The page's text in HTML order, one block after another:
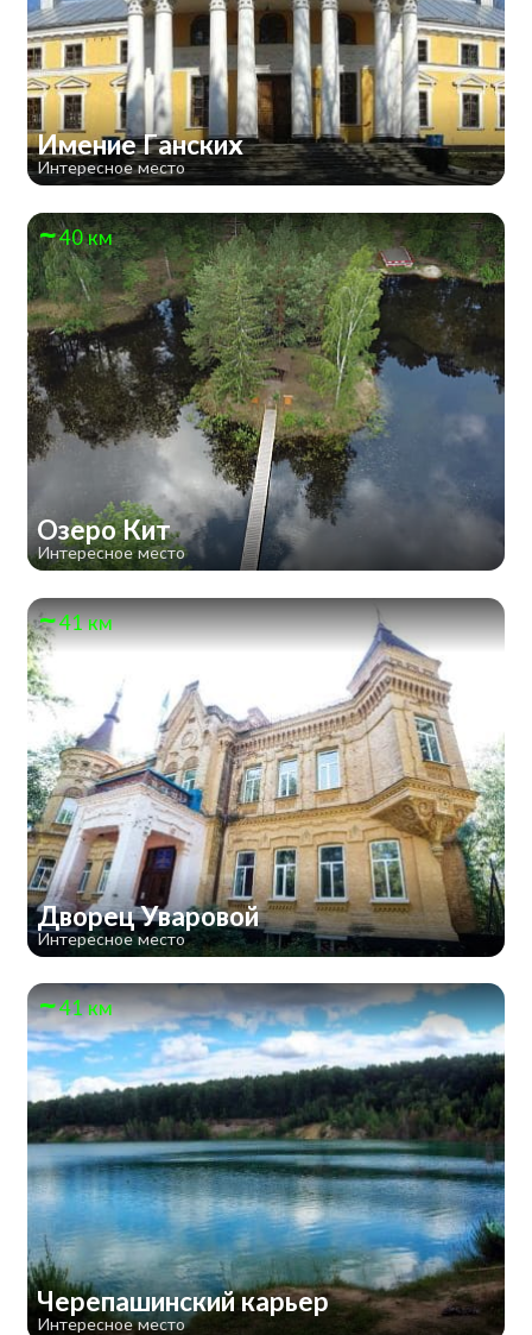
Имение Ганских
Интересное место
40 км
Озеро Кит
Интересное место
41 км
Дворец Уваровой
Интересное место
41 км
Черепашинский карьер
Интересное место